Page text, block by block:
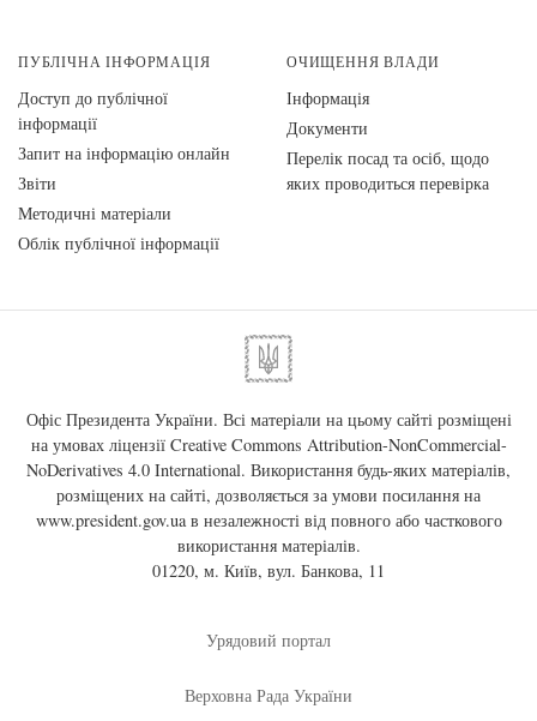
ПУБЛІЧНА ІНФОРМАЦІЯ
Доступ до публічної
інформації
Запит на інформацію онлайн
Звіти
Методичні матеріали
Облік публічної інформації
ОЧИЩЕННЯ ВЛАДИ
Інформація
Документи
Перелік посад та осіб, щодо
яких проводиться перевірка
Офіс Президента України. Всі матеріали на цьому сайті розміщені
на умовах ліцензії Creative Commons Attribution-NonCommercial-
NoDerivatives 4.0 International. Використання будь-яких матеріалів,
розміщених на сайті, дозволяється за умови посилання на
www.president.gov.uaв незалежності від повного або часткового
використання матеріалів.
01220, м. Київ, вул. Банкова, 11
Урядовий портал
Верховна Рада України